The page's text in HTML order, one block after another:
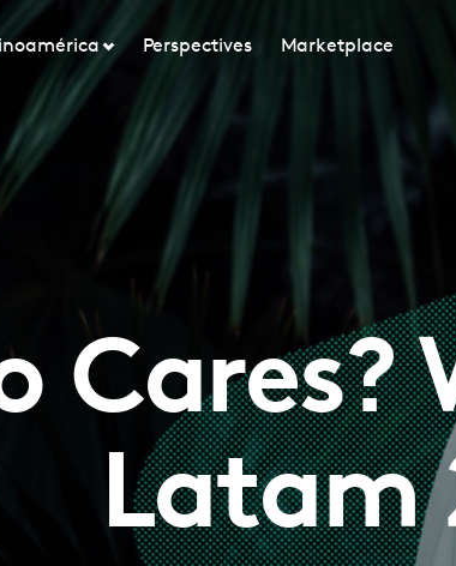
Perspectives Marketplace
Cares?
Latam